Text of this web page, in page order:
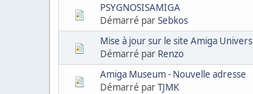
PSYGNOSISAMIGA
Démarré parSebkos
Mise à jour sur le site Amiga Univers
Démarré par Renzo
Amiga Museum - Nouvelle adresse
Démarré parTJMK